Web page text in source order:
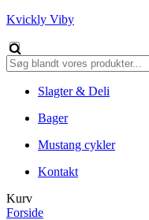
Kvickly Viby
Slagter & Deli
Bager
Mustang cykler
Kontakt
Kurv
Forside